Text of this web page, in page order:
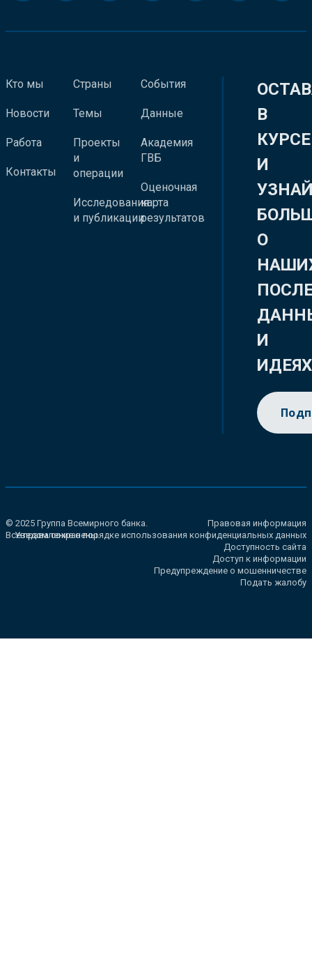
Кто мы
Новости
Работа
Контакты
Страны
Темы
Проекты
и
операции
Исследования
и публикации
События
Данные
Академия
ГВБ
Оценочная
карта
результатов
В
КУРСЕ
И
О
И
ИДЕЯХ
© 2025 Группа Всемирного банка.
Все права сохранены.
Правовая информация
Уведомление о порядке использования конфиденциальных данных
Доступность сайта
Доступ к информации
Предупреждение о мошенничестве
Подать жалобу